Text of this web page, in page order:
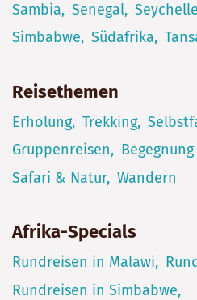
Sambia
Senegal
Simbabwe
Südafrika
Reisethemen
Erholung Trekking
Gruppenreisen
Safari & Natur Wandern
Afrika-Specials
Rundreisen in Malawi
Rundreisen in Simbabwe